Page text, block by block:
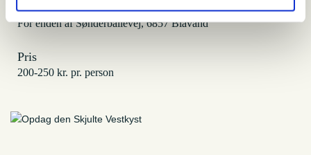
Hvor
For enden af Sønderballevej, 6857 Blåvand
Pris
200-250 kr. pr. person